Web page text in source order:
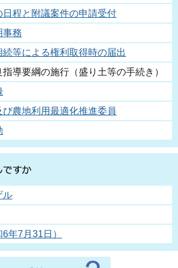
日程と附議案件の申請受付
事務
等による権利取得時の届出
導要綱の施行（盛り土等の手続き）
農地利用最適化推進委員
ル
年7月31日）